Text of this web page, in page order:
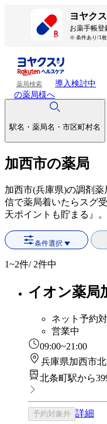
ヨヤク
お薬手帳登
※ 条件あり/1枚
薬局検索
導入検討中
の薬局様へ
駅名・薬局名・市区町村名
加西市の薬局
加西市(兵庫県)の調剤
信で薬局着いたらスグ
天ポイントも貯まる』。
条件選択
1~2件/ 2件中
イオン薬局
ネット予約
営業中
09:00~21:00
兵庫県加西市
北条町駅から
予約対象外 詳細